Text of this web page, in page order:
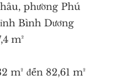
phường Phú
Bình Dương
m²
m² đến 82,61 m²